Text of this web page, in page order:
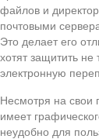
файлов и
почтовыми
Это делает его
хотят защитить
электронную
Несмотря на свои
имеет
неудобно для